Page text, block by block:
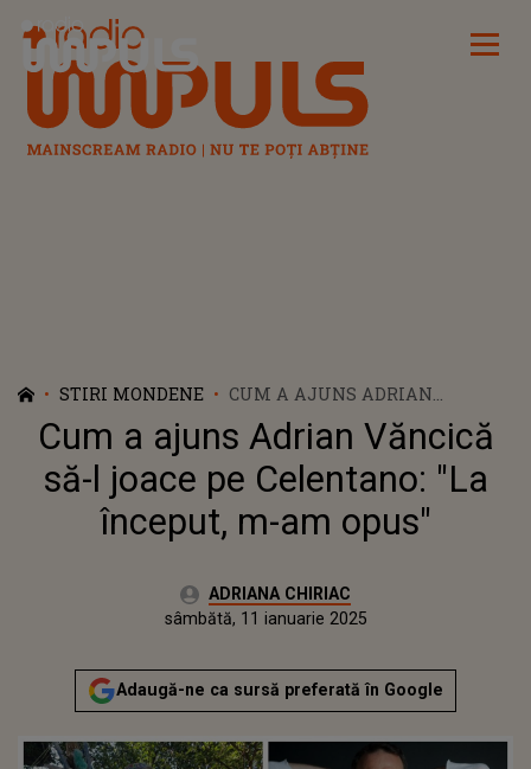
Radio Impuls
STIRI MONDENE
CUM A AJUNS ADRIAN
VĂNCICĂ SĂ-L JOACE PE
CELENTANO: "LA ÎNCEPUT, M-
AM OPUS"
Cum a ajuns Adrian Văncică
să-l joace pe Celentano: "La
început, m-am opus"
Autor:ADRIANA CHIRIAC
sâmbătă, 11 ianuarie 2025
Actualizat:
sâmbătă, 11 ianuarie 2025
Adaugă-ne ca sursă preferată în Google